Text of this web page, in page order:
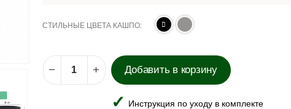
СТИЛЬНЫЕ ЦВЕТА КАШПО
Добавить в корзину
Инструкция по уходу в комплекте